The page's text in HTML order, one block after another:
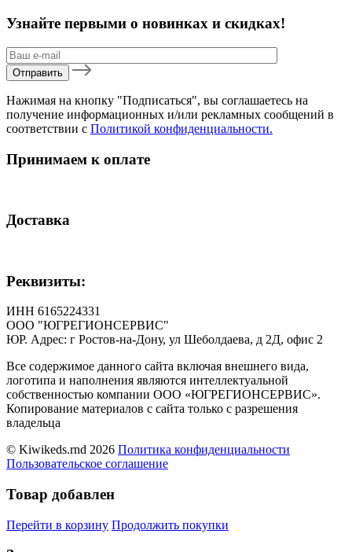
Узнайте первыми о новинках и скидках!
Нажимая на кнопку "Подписаться", вы соглашаетесь на
получение информационных и/или рекламных сообщений в
соответствии с Политикой конфиденциальности.
Принимаем к оплате
Доставка
Реквизиты:
ИНН 6165224331
ООО "ЮГРЕГИОНСЕРВИС"
ЮР. Адрес: г Ростов-на-Дону, ул Шеболдаева, д 2Д, офис 2
Все содержимое данного сайта включая внешнего вида,
логотипа и наполнения являются интеллектуальной
собственностью компании ООО «ЮГРЕГИОНСЕРВИС».
Копирование материалов с сайта только с разрешения
владельца
© Kiwikeds.rnd 2026 Политика конфиденциальности
Пользовательское соглашение
Товар добавлен
Перейти в корзину Продолжить покупки